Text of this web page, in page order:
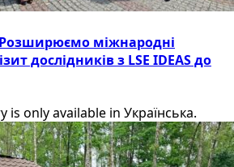
Розширюємо міжнародні
дослідників з LSE IDEAS до
is only available in Українська.